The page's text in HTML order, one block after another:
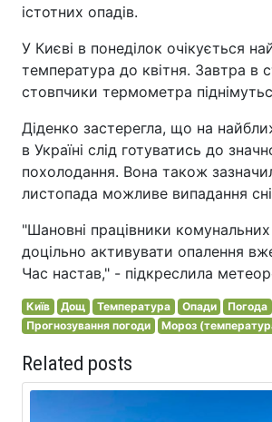
істотних опадів.
У Києві в понеділок очікується
температура до квітня. Завтра в
стовпчики термометра
Діденко застерегла, що на
в Україні слід готуватись до
похолодання. Вона також
листопада можливе випадання
"Шановні працівники
доцільно активувати опалення
Час настав," - підкреслила
Київ Дощ Температура Опади Погода
Прогнозування погоди
Мороз
Related posts